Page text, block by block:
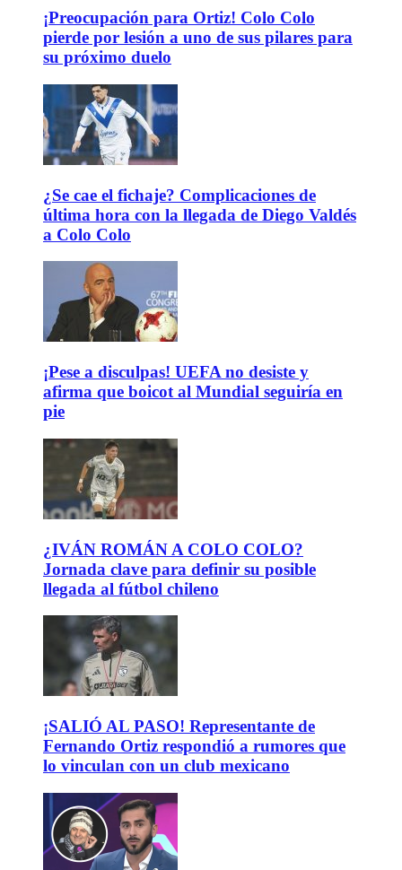
¡Preocupación para Ortiz! Colo Colo
pierde por lesión a uno de sus pilares para
su próximo duelo
¿Se cae el fichaje? Complicaciones de
última hora con la llegada de Diego Valdés
a Colo Colo
¡Pese a disculpas! UEFA no desiste y
afirma que boicot al Mundial seguiría en
pie
¿IVÁN ROMÁN A COLO COLO?
Jornada clave para definir su posible
llegada al fútbol chileno
¡SALIÓ AL PASO! Representante de
Fernando Ortiz respondió a rumores que
lo vinculan con un club mexicano